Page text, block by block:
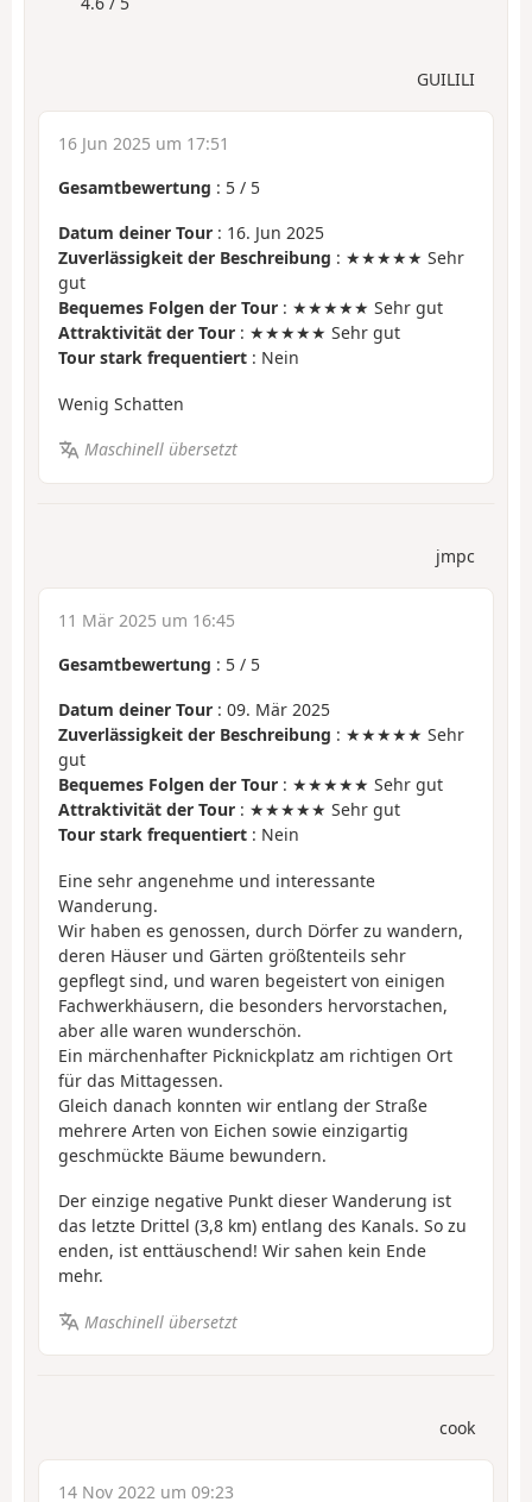
GUILILI
16 Jun 2025 um 17:51
Gesamtbewertung : 5 / 5
Datum deiner Tour : 16. Jun 2025
Zuverlässigkeit der Beschreibung : ★★★★★ Sehr
gut
Bequemes Folgen der Tour : ★★★★★ Sehr gut
Attraktivität der Tour : ★★★★★ Sehr gut
Tour stark frequentiert : Nein
Wenig Schatten
Maschinell übersetzt
jmpc
11 Mär 2025 um 16:45
Gesamtbewertung : 5 / 5
Datum deiner Tour : 09. Mär 2025
Zuverlässigkeit der Beschreibung : ★★★★★ Sehr
gut
Bequemes Folgen der Tour : ★★★★★ Sehr gut
Attraktivität der Tour : ★★★★★ Sehr gut
Tour stark frequentiert : Nein
Eine sehr angenehme und interessante
Wanderung.
Wir haben es genossen, durch Dörfer zu wandern,
deren Häuser und Gärten größtenteils sehr
gepflegt sind, und waren begeistert von einigen
Fachwerkhäusern, die besonders hervorstachen,
aber alle waren wunderschön.
Ein märchenhafter Picknickplatz am richtigen Ort
für das Mittagessen.
Gleich danach konnten wir entlang der Straße
mehrere Arten von Eichen sowie einzigartig
geschmückte Bäume bewundern.
Der einzige negative Punkt dieser Wanderung ist
das letzte Drittel (3,8 km) entlang des Kanals. So zu
enden, ist enttäuschend! Wir sahen kein Ende
mehr.
Maschinell übersetzt
cook
14 Nov 2022 um 09:23